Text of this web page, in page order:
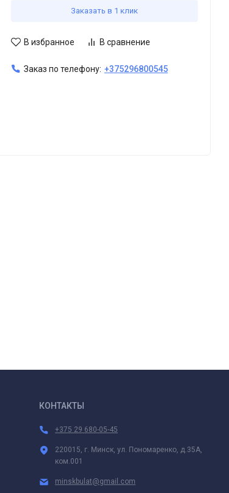
Заказать в 1 клик
В избранное В сравнение
Заказ по телефону: +375296800545
КОНТАКТЫ
+375 29 680-05-45
220015, г. Минск, ул. Пономаренко, д.35А,
ком.001
minskbulat@gmail.com